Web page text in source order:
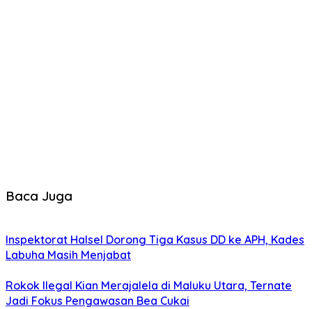
Baca Juga
Inspektorat Halsel Dorong Tiga Kasus DD ke APH, Kades
Labuha Masih Menjabat
Rokok Ilegal Kian Merajalela di Maluku Utara, Ternate
Jadi Fokus Pengawasan Bea Cukai